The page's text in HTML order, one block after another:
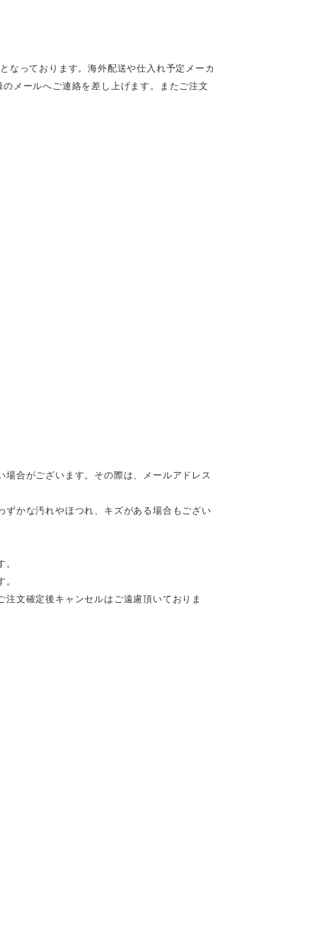
なっております。海外配送や仕入れ予定メーカ
メールへご連絡を差し上げます。またご注文
合がございます。その際は、メールアドレス
かな汚れやほつれ、キズがある場合もござい
文確定後キャンセルはご遠慮頂いておりま